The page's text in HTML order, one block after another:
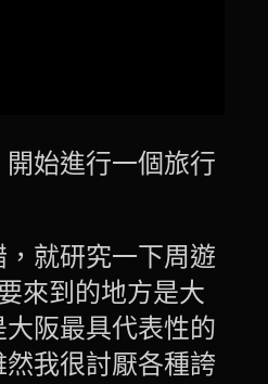
始進行一個旅行
就研究一下周遊
來到的地方是大
大阪最具代表性的
我很討厭各種誇